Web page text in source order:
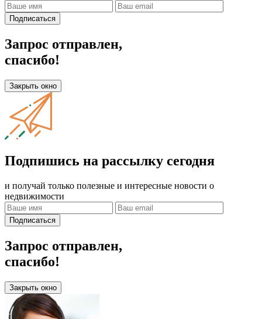
Подписаться
Запрос отправлен,
спасибо!
Закрыть окно
Подпишись на рассылку сегодня
и получай только полезные и интересные новости о
недвижимости
Подписаться
Запрос отправлен,
спасибо!
Закрыть окно